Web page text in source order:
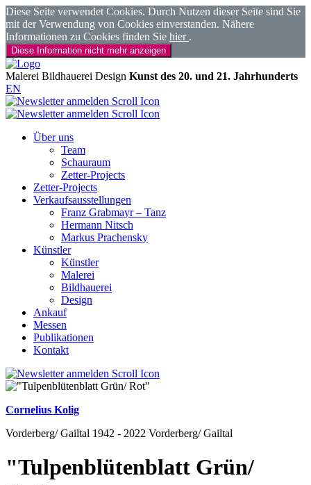
Diese Seite verwendet Cookies. Durch Nutzen dieser Seite sind Sie
mit der Verwendung von Cookies einverstanden. Nähere
Informationen zu Cookies finden Sie hier .
Diese Information nicht mehr anzeigen
Malerei Bildhauerei Design Kunst des 20. und 21. Jahrhunderts
EN
Über uns
Team
Schauraum
Zetter-Projects
Zetter-Projects
Verkaufsausstellungen
Franz Grabmayr – Tanz
Hermann Nitsch
Markus Prachensky
Künstler
Künstler
Malerei
Bildhauerei
Design
Ankauf
Messen
Publikationen
Kontakt
Cornelius Kolig
Vorderberg/ Gailtal 1942 - 2022 Vorderberg/ Gailtal
"Tulpenblütenblatt Grün/